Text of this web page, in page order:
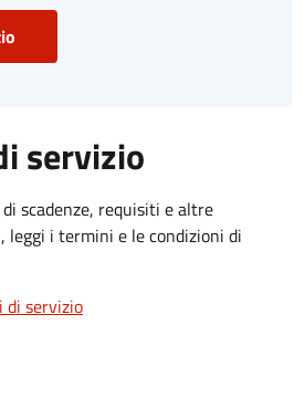
servizio
scadenze, requisiti e altre
i termini e le condizioni di
di servizio